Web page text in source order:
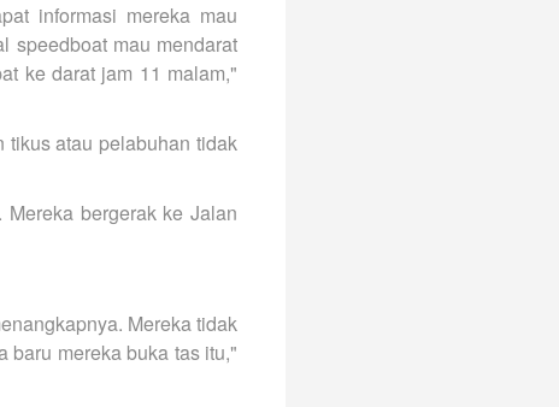
informasi mereka mau
speedboat mau mendarat
ke darat jam 11 malam,"
tikus atau pelabuhan tidak
bergerak ke Jalan
Mereka tidak
baru mereka buka tas itu,"